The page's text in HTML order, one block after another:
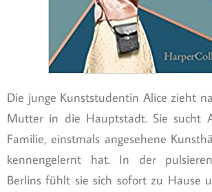
Die junge Kunststudentin Alice zieht
Mutter in die Hauptstadt. Sie sucht
Familie, einstmals angesehene
kennengelernt hat. In der
Berlins fühlt sie sich sofort zu Hause